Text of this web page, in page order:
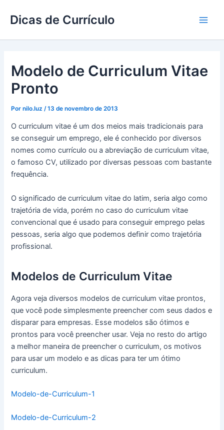
para
conteúdo
Dicas de Currículo
Modelo de Curriculum Vitae
Pronto
Pornilo.luz /13 de novembro de 2013
O curriculum vitae é um dos meios mais tradicionais para
se conseguir um emprego, ele é conhecido por diversos
nomes como currículo ou a abreviação de curriculum vitae,
o famoso CV, utilizado por diversas pessoas com bastante
frequência.
O significado de curriculum vitae do latim, seria algo como
trajetória de vida, porém no caso do curriculum vitae
convencional que é usado para conseguir emprego pelas
pessoas, seria algo que podemos definir como trajetória
profissional.
Modelos de Curriculum Vitae
Agora veja diversos modelos de curriculum vitae prontos,
que você pode simplesmente preencher com seus dados e
disparar para empresas. Esse modelos são ótimos e
prontos para você preencher usar. Veja no resto do artigo
a melhor maneira de preencher o curriculum, os motivos
para usar um modelo e as dicas para ter um ótimo
curriculum.
Modelo-de-Curriculum-1
Modelo-de-Curriculum-2